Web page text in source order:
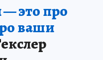
это про
ваши